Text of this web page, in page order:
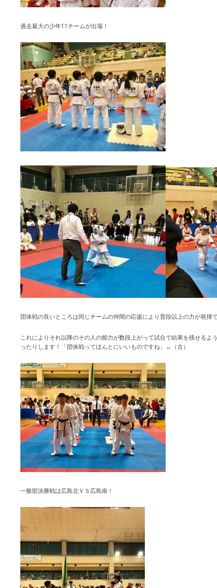
過去最大の少年11チームが出場！
団体戦の良いところは同じチームの仲間の応援により普段以上の力が発揮
これによりそれ以降のその人の能力が数段上がって試合で結果を残せるよ
ったりします！「団体戦ってほんとにいいものですね」←（古）
一般部決勝戦は広島北ＶＳ広島南！